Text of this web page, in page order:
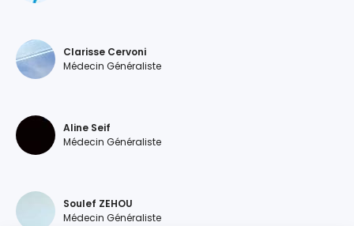
Clarisse Cervoni
Médecin Généraliste
Aline Seif
Médecin Généraliste
Soulef ZEHOU
Médecin Généraliste